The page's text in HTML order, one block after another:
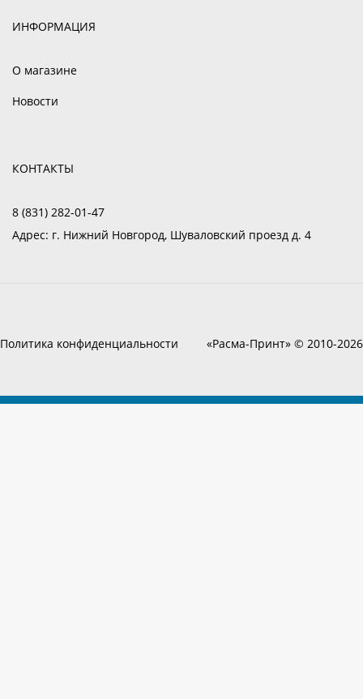
ИНФОРМАЦИЯ
О магазине
Новости
КОНТАКТЫ
8 (831) 282-01-47
Адрес: г. Нижний Новгород, Шуваловский проезд д. 4
Политика конфиденциальности «Расма-Принт» © 2010-2026